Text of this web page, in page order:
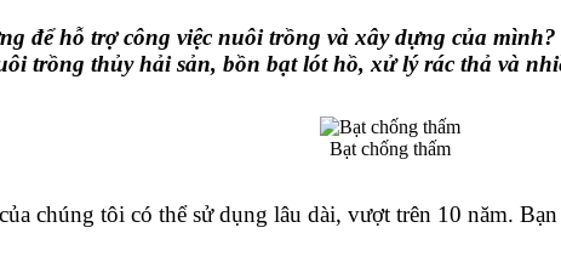
để hỗ trợ công việc nuôi trồng và xây dựng của
trồng thủy hải sản, bồn bạt lót hồ, xử lý rác thả và
Bạt chống thấm
chúng tôi có thể sử dụng lâu dài, vượt trên 10 năm.